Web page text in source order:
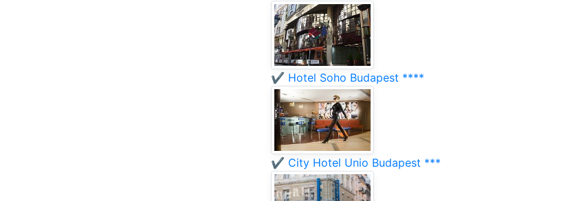
✔️ Hotel Soho Budapest ****
✔️ City Hotel Unio Budapest ***